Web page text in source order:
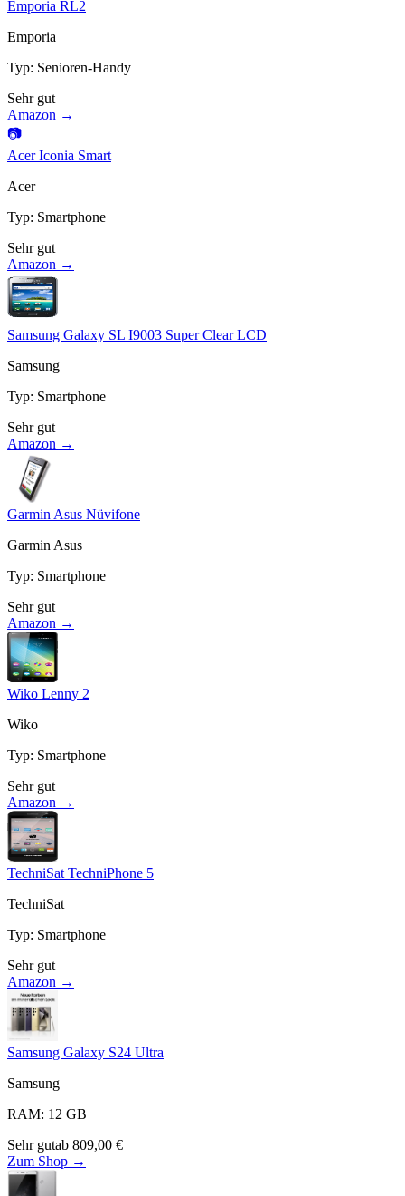
Emporia RL2
Emporia
Typ: Senioren-Handy
Sehr gut
Amazon →
📷
Acer Iconia Smart
Acer
Typ: Smartphone
Sehr gut
Amazon →
Samsung Galaxy SL I9003 Super Clear LCD
Samsung
Typ: Smartphone
Sehr gut
Amazon →
Garmin Asus Nüvifone
Garmin Asus
Typ: Smartphone
Sehr gut
Amazon →
Wiko Lenny 2
Wiko
Typ: Smartphone
Sehr gut
Amazon →
TechniSat TechniPhone 5
TechniSat
Typ: Smartphone
Sehr gut
Amazon →
Samsung Galaxy S24 Ultra
Samsung
RAM: 12 GB
Sehr gutab 809,00 €
Zum Shop →